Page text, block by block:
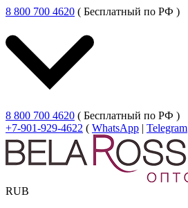
8 800 700 4620 ( Бесплатный по РФ )
8 800 700 4620 ( Бесплатный по РФ )
+7-901-929-4622 ( WhatsApp | Telegram
RUB